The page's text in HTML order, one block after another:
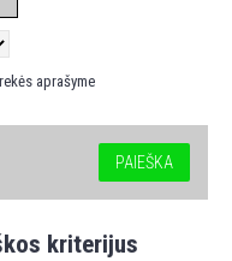
aprašyme
kriterijus